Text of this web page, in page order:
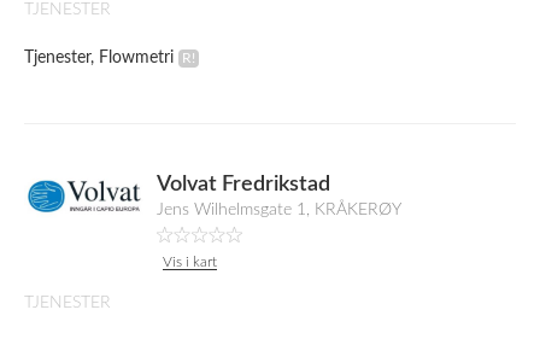
TJENESTER
Tjenester, Flowmetri
Volvat Fredrikstad
Jens Wilhelmsgate 1, KRÅKERØY
Vis i kart
TJENESTER